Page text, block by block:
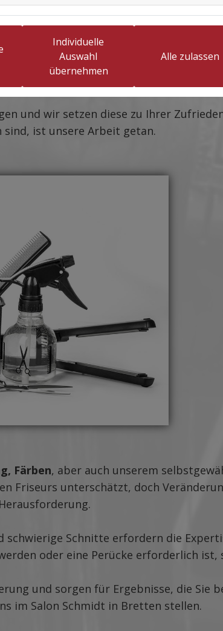
Gerne!
können Sie sich sicher sein:
und wir setzen diese zu Ihrer
sind, ist unsere Arbeit getan.
Färben, aber auch unserem
Friseurs unterschätzt, doch
Schnitte erfordern die
oder eine Perücke erforderlich
und sorgen für Ergebnisse, die Sie
im Salon Schmidt in Bretten stellen.
Individuelle
Auswahl
übernehmen
Alle zulassen